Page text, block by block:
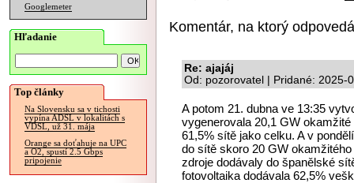
Googlemeter
Hľadanie
Top články
Na Slovensku sa v tichosti
vypína ADSL v lokalitách s
VDSL, už 31. mája
Orange sa doťahuje na UPC
a O2, spustí 2.5 Gbps
pripojenie
Komentár, na ktorý
Re: ajajáj
Od: pozorovatel | Pridané: 2025-
A potom 21. dubna ve 13:35
vygenerovala 20,1 GW
61,5% sítě jako celku. A v
do sítě skoro 20 GW
zdroje dodávaly do španělské
fotovoltaika dodávala 62,5%